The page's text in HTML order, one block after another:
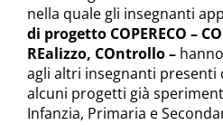
nella quale gli insegnanti
di progetto COPERECO –
REalizzo, COntrollo –
agli altri insegnanti presenti
alcuni progetti già
Infanzia, Primaria e